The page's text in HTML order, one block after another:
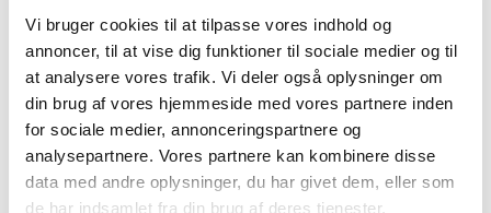
Vi bruger cookies til at tilpasse vores indhold og
annoncer, til at vise dig funktioner til sociale medier og til
at analysere vores trafik. Vi deler også oplysninger om
din brug af vores hjemmeside med vores partnere inden
for sociale medier, annonceringspartnere og
analysepartnere. Vores partnere kan kombinere disse
data med andre oplysninger, du har givet dem, eller som
de har indsamlet fra din brug af deres tjenester.
Du vil måske også kunne
lide...